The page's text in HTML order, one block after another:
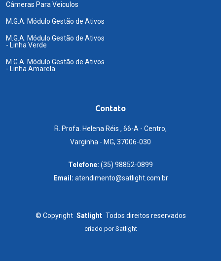
Câmeras Para Veiculos
M.G.A. Módulo Gestão de Ativos
M.G.A. Módulo Gestão de Ativos
- Linha Verde
M.G.A. Módulo Gestão de Ativos
- Linha Amarela
Contato
R. Profa. Helena Réis , 66-A - Centro,
Varginha - MG, 37006-030
Telefone: (35) 98852-0899
Email: atendimento@satlight.com.br
© Copyright Satlight Todos direitos reservados
criado porSatlight